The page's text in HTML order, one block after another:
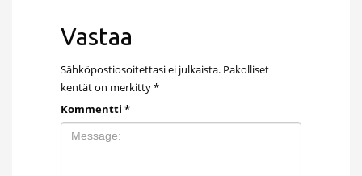
Vastaa
Sähköpostiosoitettasi ei julkaista. Pakolliset
kentät on merkitty*
Kommentti *